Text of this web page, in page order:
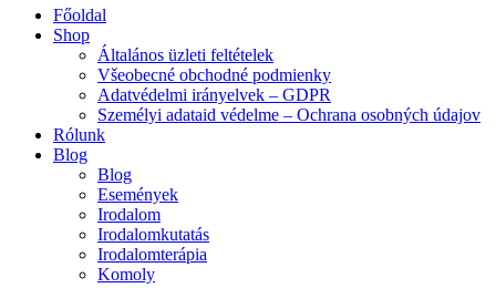
Főoldal
Shop
Általános üzleti feltételek
Všeobecné obchodné podmienky
Adatvédelmi irányelvek – GDPR
Személyi adataid védelme – Ochrana osobných údajov
Rólunk
Blog
Blog
Események
Irodalom
Irodalomkutatás
Irodalomterápia
Komoly